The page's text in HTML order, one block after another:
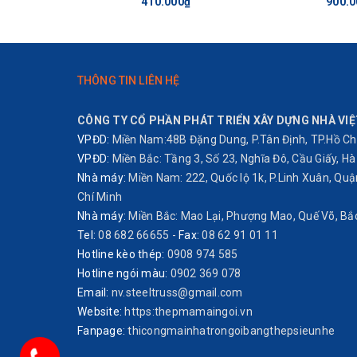
Ngói lợp Thái Lan SCG bảo hành màu sơn 5 năm và
lợp ngói SCG, có vẻ đẹp an toàn và thẩm mỹ nhất.
Thạm khảo thêm báo giá tại địa chỉ: hoặc gọi số0868
BÁO GIÁ NGÓI LỢP THÁI LAN
pham/bang-bao-gia-ngoi-lop-
HÌNH ẢNH NHÀ MÁY NGÓI THÁI LAN SCG
MÁI NGÓI THÁI LAN Ở ĐẤT NƯỚC KHÍ HẬU
THÔNG TIN LIÊN HỆ
CÔNG TY CỔ PHẦN PHÁT TRIỂN XÂY DỰNG NHÀ
VPĐD: Miền Nam:48B Đặng Dung, P.Tân Định, TP.Hồ
VPĐD: Miền Bắc: Tầng 3, Số 23, Nghĩa Đô, Cầu Giấy, Hà
Nhà máy: Miền Nam: 222, Quốc lộ 1k, P.Linh Xuân,
Chí Minh
Nhà máy: Miền Bắc: Mao Lại, Phượng Mao, Quế Võ,
Tel: 08 682 66655 - Fax:08 62 91 01 11
Hotline kèo thép: 0908 974 585
Hotline ngói màu: 0902 369 078
Email: nv.steeltruss@gmail.com
Website: https:thepmamaingoi.vn
Fanpage: thicongmainhatrongoibangthepsieunhe